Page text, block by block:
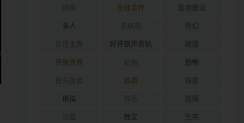
在线合作 基地建设
多人 奇幻
好评原声音轨 建造
开放世界 恐怖
拟真 探索
模拟 氛围
独立 生存